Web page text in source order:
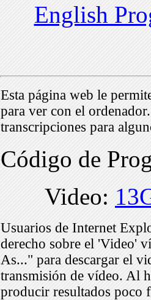
English
Esta página web le
para ver con el
transcripciones para
Código de
Video:
Usuarios de Internet
derecho sobre el 'Video'
As..." para descargar el
transmisión de vídeo. Al
producir resultados poco